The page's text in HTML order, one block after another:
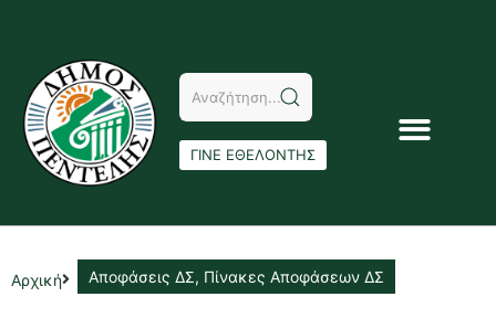
ΓΙΝΕ ΕΘΕΛΟΝΤΗΣ
Αρχική Αποφάσεις ΔΣ, Πίνακες Αποφάσεων ΔΣ